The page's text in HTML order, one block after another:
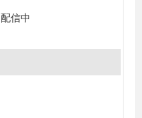
信中